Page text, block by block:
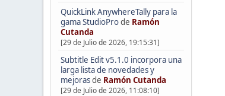
QuickLink AnywhereTally para la
gama StudioProde Ramón
Cutanda
[29 de Julio de 2026, 19:15:31]
Subtitle Edit v5.1.0 incorpora una
larga lista de novedades y
mejorasde Ramón Cutanda
[29 de Julio de 2026, 11:08:10]